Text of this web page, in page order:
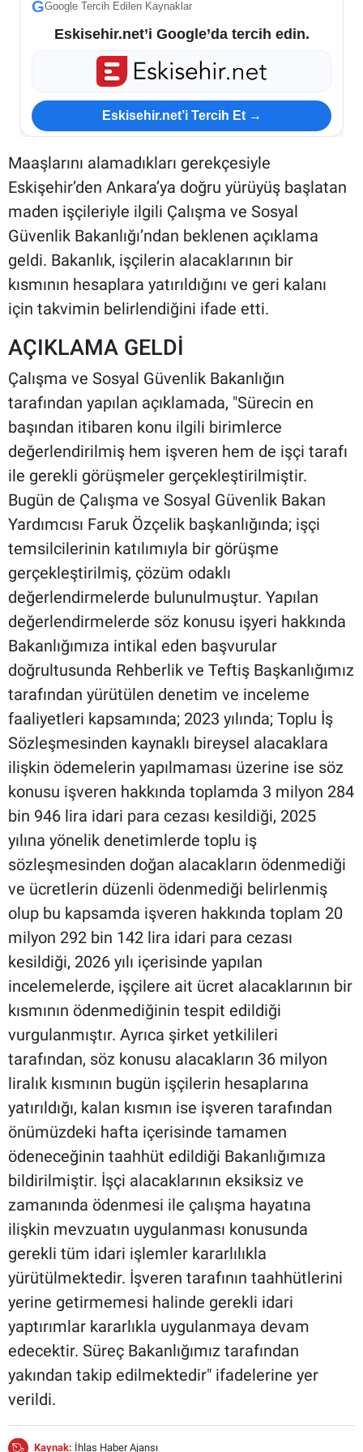
GGoogle Tercih Edilen Kaynaklar
Eskisehir.net’i Google’da tercih edin.
Eskisehir.net’i Tercih Et →
Maaşlarını alamadıkları gerekçesiyle
Eskişehir’den Ankara’ya doğru yürüyüş başlatan
maden işçileriyle ilgili Çalışma ve Sosyal
Güvenlik Bakanlığı’ndan beklenen açıklama
geldi. Bakanlık, işçilerin alacaklarının bir
kısmının hesaplara yatırıldığını ve geri kalanı
için takvimin belirlendiğini ifade etti.
AÇIKLAMA GELDİ
Çalışma ve Sosyal Güvenlik Bakanlığın
tarafından yapılan açıklamada, "Sürecin en
başından itibaren konu ilgili birimlerce
değerlendirilmiş hem işveren hem de işçi tarafı
ile gerekli görüşmeler gerçekleştirilmiştir.
Bugün de Çalışma ve Sosyal Güvenlik Bakan
Yardımcısı Faruk Özçelik başkanlığında; işçi
temsilcilerinin katılımıyla bir görüşme
gerçekleştirilmiş, çözüm odaklı
değerlendirmelerde bulunulmuştur. Yapılan
değerlendirmelerde söz konusu işyeri hakkında
Bakanlığımıza intikal eden başvurular
doğrultusunda Rehberlik ve Teftiş Başkanlığımız
tarafından yürütülen denetim ve inceleme
faaliyetleri kapsamında; 2023 yılında; Toplu İş
Sözleşmesinden kaynaklı bireysel alacaklara
ilişkin ödemelerin yapılmaması üzerine ise söz
konusu işveren hakkında toplamda 3 milyon 284
bin 946 lira idari para cezası kesildiği, 2025
yılına yönelik denetimlerde toplu iş
sözleşmesinden doğan alacakların ödenmediği
ve ücretlerin düzenli ödenmediği belirlenmiş
olup bu kapsamda işveren hakkında toplam 20
milyon 292 bin 142 lira idari para cezası
kesildiği, 2026 yılı içerisinde yapılan
incelemelerde, işçilere ait ücret alacaklarının bir
kısmının ödenmediğinin tespit edildiği
vurgulanmıştır. Ayrıca şirket yetkilileri
tarafından, söz konusu alacakların 36 milyon
liralık kısmının bugün işçilerin hesaplarına
yatırıldığı, kalan kısmın ise işveren tarafından
önümüzdeki hafta içerisinde tamamen
ödeneceğinin taahhüt edildiği Bakanlığımıza
bildirilmiştir. İşçi alacaklarının eksiksiz ve
zamanında ödenmesi ile çalışma hayatına
ilişkin mevzuatın uygulanması konusunda
gerekli tüm idari işlemler kararlılıkla
yürütülmektedir. İşveren tarafının taahhütlerini
yerine getirmemesi halinde gerekli idari
yaptırımlar kararlıkla uygulanmaya devam
edecektir. Süreç Bakanlığımız tarafından
yakından takip edilmektedir" ifadelerine yer
verildi.
Kaynak: İhlas Haber Ajansı